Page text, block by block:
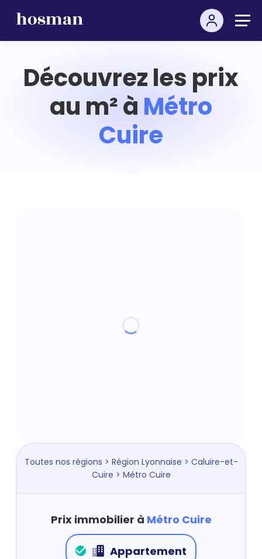
Découvrez les prix
au m² à Métro
Cuire
Toutes nos régions > Région Lyonnaise > Caluire-et-
Cuire > Métro Cuire
Prix immobilier à Métro Cuire
Appartement